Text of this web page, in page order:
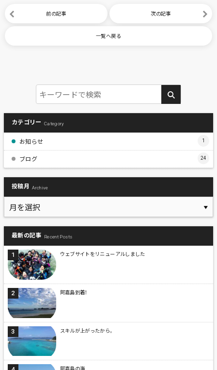
前の記事 次の記事
一覧へ戻る
カテゴリー Category
お知らせ 1
ブログ 24
投稿月 Archive
最新の記事 Recent Posts
ウェブサイトをリニューアルしました
阿嘉島到着！
スキルが上がったから。
阿嘉島の海